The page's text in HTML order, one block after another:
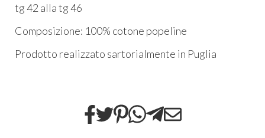
tg 42 alla tg 46
Composizione: 100% cotone popeline
Prodotto realizzato sartorialmente in Puglia